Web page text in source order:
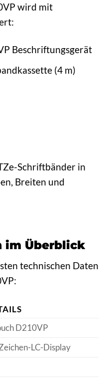
wird mit
Beschriftungsgerät
(4 m)
Schriftbänder in
Breiten und
im Überblick
technischen Daten
D210VP
LC-Display